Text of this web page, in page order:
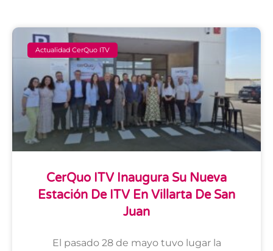
Actualidad CerQuo ITV
CerQuo ITV Inaugura Su Nueva
Estación De ITV En Villarta De San
Juan
El pasado 28 de mayo tuvo lugar la